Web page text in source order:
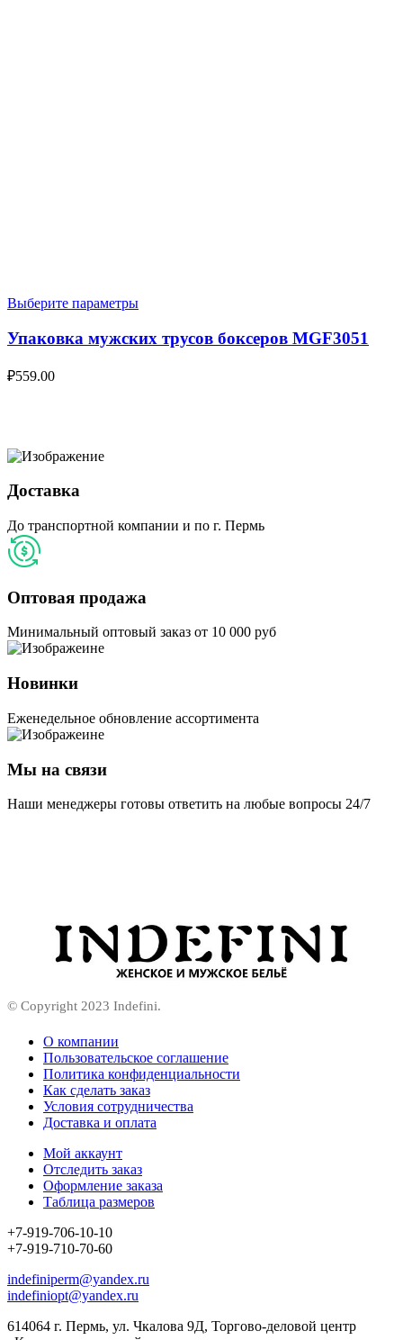
Выберите параметры
Упаковка мужских трусов боксеров MGF3051
₽559.00
Доставка
До транспортной компании и по г. Пермь
Оптовая продажа
Минимальный оптовый заказ от 10 000 руб
Новинки
Еженедельное обновление ассортимента
Мы на связи
Наши менеджеры готовы ответить на любые вопросы 24/7
© Copyright 2023 Indefini.
О компании
Пользовательское соглашение
Политика конфиденциальности
Как сделать заказ
Условия сотрудничества
Доставка и оплата
Мой аккаунт
Отследить заказ
Оформление заказа
Таблица размеров
+7-919-706-10-10
+7-919-710-70-60
indefiniperm@yandex.ru
indefiniopt@yandex.ru
614064 г. Пермь, ул. Чкалова 9Д, Торгово-деловой центр